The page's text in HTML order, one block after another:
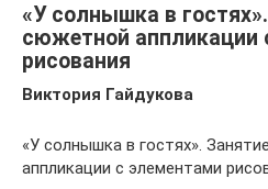
«У солнышка в
сюжетной аппликации
рисования
Виктория Гайдукова
«У солнышка в гостях».
аппликации с элементами